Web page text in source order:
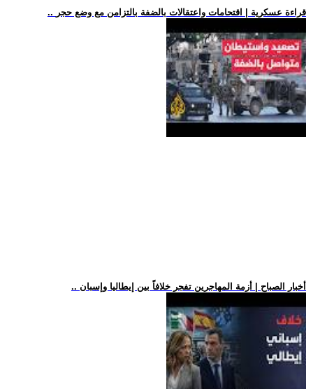
.. قراءة عسكرية | اقتحامات واعتقالات بالضفة بالتزامن مع وضع حجر
.. أخبار الصباح | أزمة المهاجرين تفجر خلافاً بين إيطاليا وإسبان